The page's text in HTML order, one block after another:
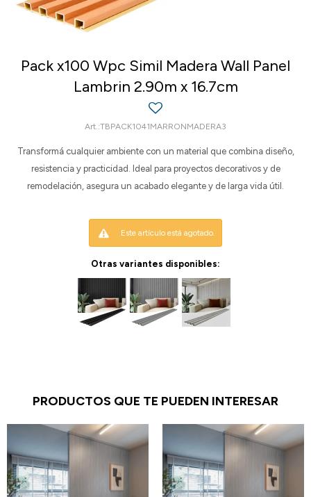
Pack x100 Wpc Simil Madera Wall Panel
Lambrin 2.90m x 16.7cm
TBPACK1041MARRONMADERA3
Transformá cualquier ambiente con un material que combina diseño,
resistencia y practicidad. Ideal para proyectos decorativos y de
remodelación, asegura un acabado elegante y de larga vida útil.
Este artículo está agotado.
Otras variantes disponibles:
PRODUCTOS QUE TE PUEDEN INTERESAR